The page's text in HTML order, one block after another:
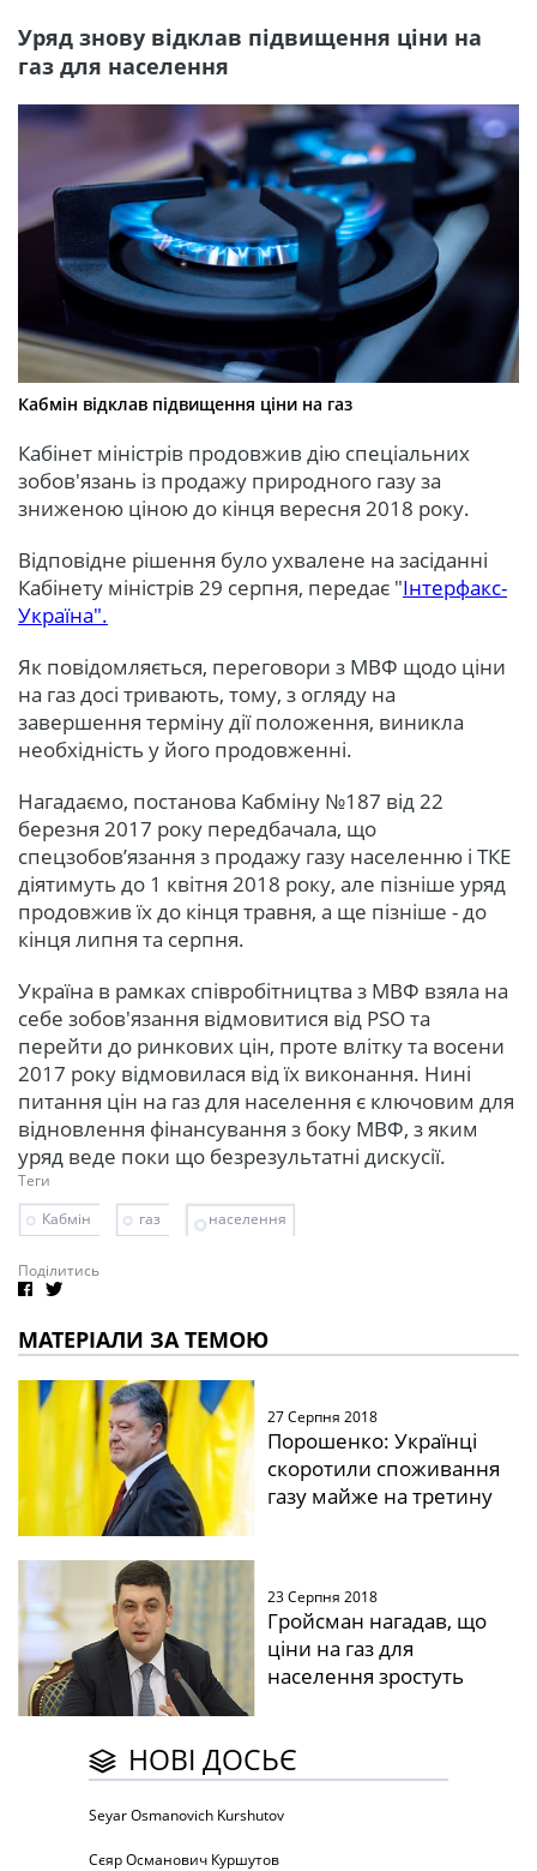
Уряд знову відклав підвищення ціни на
газ для населення
Кабмін відклав підвищення ціни на газ
Кабінет міністрів продовжив дію спеціальних
зобов'язань із продажу природного газу за
зниженою ціною до кінця вересня 2018 року.
Відповідне рішення було ухвалене на засіданні
Кабінету міністрів 29 серпня, передає "Інтерфакс-
Україна".
Як повідомляється, переговори з МВФ щодо ціни
на газ досі тривають, тому, з огляду на
завершення терміну дії положення, виникла
необхідність у його продовженні.
Нагадаємо, постанова Кабміну №187 від 22
березня 2017 року передбачала, що
спецзобов’язання з продажу газу населенню і ТКЕ
діятимуть до 1 квітня 2018 року, але пізніше уряд
продовжив їх до кінця травня, а ще пізніше - до
кінця липня та серпня.
Україна в рамках співробітництва з МВФ взяла на
себе зобов'язання відмовитися від PSO та
перейти до ринкових цін, проте влітку та восени
2017 року відмовилася від їх виконання. Нині
питання цін на газ для населення є ключовим для
відновлення фінансування з боку МВФ, з яким
уряд веде поки що безрезультатні дискусії.
Теги
Кабмін
газ населення
Поділитись
МАТЕРІАЛИ ЗА ТЕМОЮ
27 Серпня 2018
Порошенко: Українці
скоротили споживання
газу майже на третину
23 Серпня 2018
Гройсман нагадав, що
ціни на газ для
населення зростуть
НОВІ ДОСЬЄ
Seyar Osmanovich Kurshutov
Сєяр Османович Куршутов